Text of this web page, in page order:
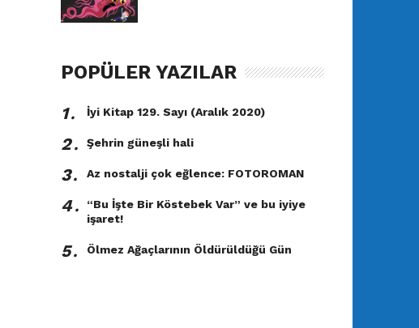
POPÜLER YAZILAR
1․ İyi Kitap 129. Sayı (Aralık 2020)
2․ Şehrin güneşli hali
3․ Az nostalji çok eğlence: FOTOROMAN
4․
“Bu İşte Bir Köstebek Var” ve bu iyiye
işaret!
5․ Ölmez Ağaçlarının Öldürüldüğü Gün